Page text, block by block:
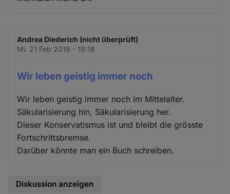
Andrea Diederich (nicht überprüft)
Mi. 21 Feb 2018 - 19:18
Wir leben geistig immer noch
Wir leben geistig immer noch im Mittelalter.
Säkularisierung hin, Säkularisierung her.
Dieser Konservatismus ist und bleibt die grösste
Fortschrittsbremse.
Darüber könnte man ein Buch schreiben.
Diskussion anzeigen